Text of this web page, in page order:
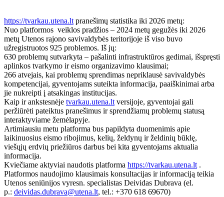
https://tvarkau.utena.ltpranešimų statistika iki 2026 metų:
Nuo platformos veiklos pradžios – 2024 metų gegužės iki 2026
metų Utenos rajono savivaldybės teritorijoje iš viso buvo
užregistruotos 925 problemos. Iš jų:
630 problemų sutvarkyta – pašalinti infrastruktūros gedimai, išspręsti
aplinkos tvarkymo ir eismo organizavimo klausimai;
266 atvejais, kai problemų sprendimas nepriklausė savivaldybės
kompetencijai, gyventojams suteikta informacija, paaiškinimai arba
jie nukreipti į atsakingas institucijas.
Kaip ir ankstesnėje tvarkau.utena.ltversijoje, gyventojai gali
peržiūrėti pateiktus pranešimus ir sprendžiamų problemų statusą
interaktyviame žemėlapyje.
Artimiausiu metu platforma bus papildyta duomenimis apie
laikinuosius eismo ribojimus, kelių, želdynų ir želdinių būklę,
viešųjų erdvių priežiūros darbus bei kita gyventojams aktualia
informacija.
Kviečiame aktyviai naudotis platforma https://tvarkau.utena.lt.
Platformos naudojimo klausimais konsultacijas ir informaciją teikia
Utenos seniūnijos vyresn. specialistas Deividas Dubrava (el.
p.: deividas.dubrava@utena.lt, tel.: +370 618 69670)